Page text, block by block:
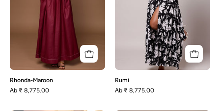
Rhonda-Maroon
Аb ₹ 8,775.00
Rumi
Аb ₹ 8,775.00